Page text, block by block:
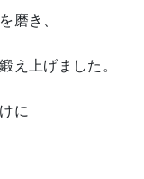
磨き、
え上げました。
に